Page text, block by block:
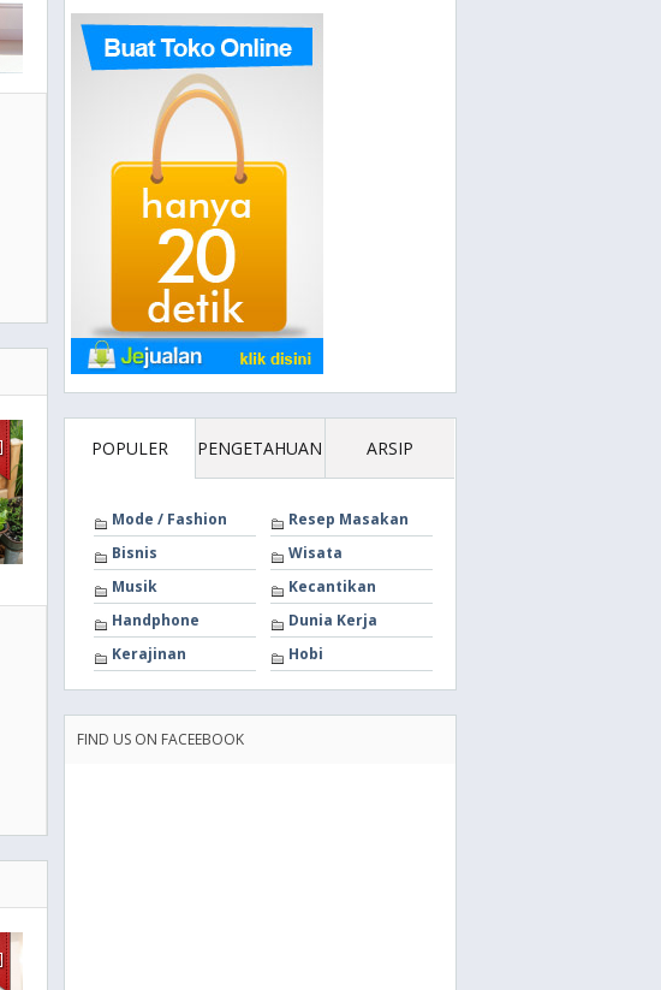
POPULER PENGETAHUAN ARSIP
Mode / Fashion
Resep Masakan
Bisnis
Wisata
Musik
Kecantikan
Handphone
Dunia Kerja
Kerajinan
Hobi
FIND US ON FACEEBOOK